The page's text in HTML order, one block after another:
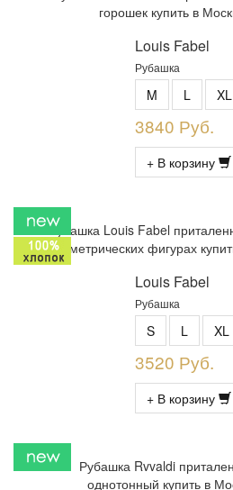
Louis Fabel
Рубашка
M L XL
3840 Руб.
+ В корзину
Louis Fabel
Рубашка
S L XL
3520 Руб.
+ В корзину